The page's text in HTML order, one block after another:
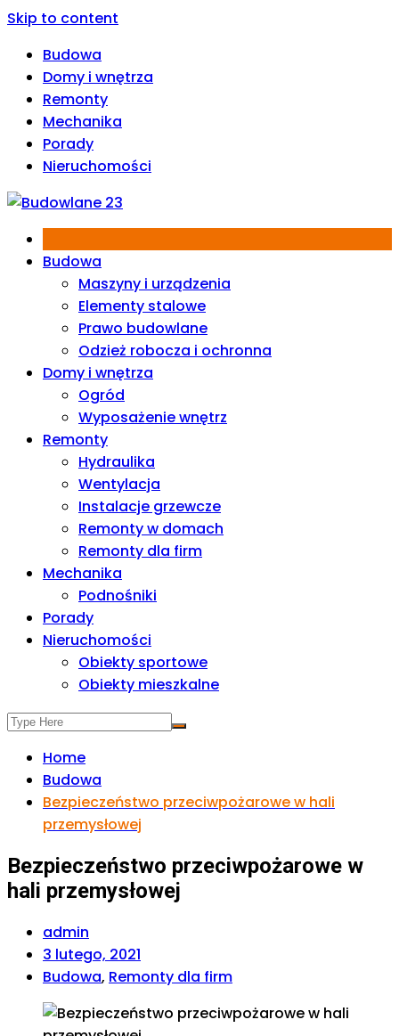
Skip to content
Budowa
Domy i wnętrza
Remonty
Mechanika
Porady
Nieruchomości
Budowa
Maszyny i urządzenia
Elementy stalowe
Prawo budowlane
Odzież robocza i ochronna
Domy i wnętrza
Ogród
Wyposażenie wnętrz
Remonty
Hydraulika
Wentylacja
Instalacje grzewcze
Remonty w domach
Remonty dla firm
Mechanika
Podnośniki
Porady
Nieruchomości
Obiekty sportowe
Obiekty mieszkalne
Home
Budowa
Bezpieczeństwo przeciwpożarowe w hali
przemysłowej
Bezpieczeństwo przeciwpożarowe w
hali przemysłowej
admin
3 lutego, 2021
Budowa, Remonty dla firm